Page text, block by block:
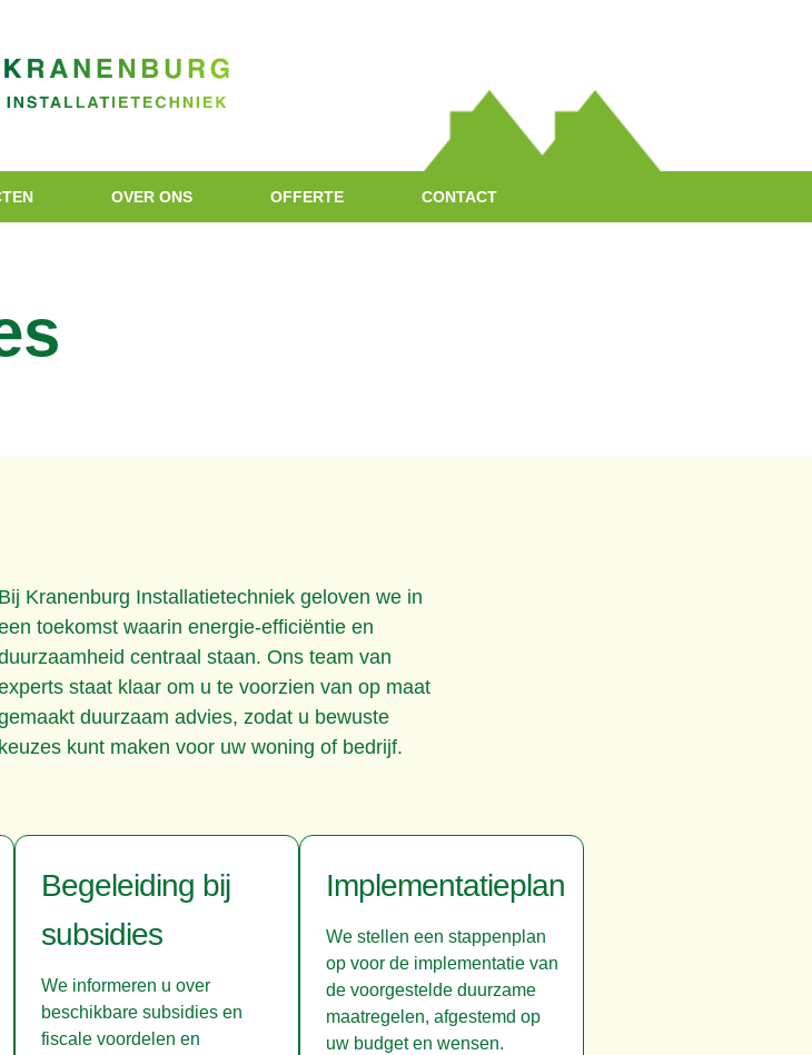
OVER ONS OFFERTE CONTACT
Bij Kranenburg Installatietechniek geloven we in
toekomst waarin energie-efficiëntie en
centraal staan. Ons team van
staat klaar om u te voorzien van op maat
duurzaam advies, zodat u bewuste
keuzes kunt maken voor uw woning of bedrijf.
Begeleiding bij
subsidies
We informeren u over
beschikbare subsidies en
fiscale voordelen en
Implementatieplan
We stellen een stappenplan
op voor de implementatie van
de voorgestelde duurzame
maatregelen, afgestemd op
uw budget en wensen.